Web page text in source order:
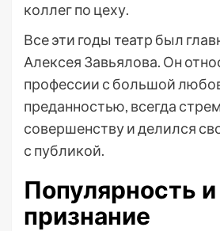
коллег по цеху.
Все эти годы театр был
Алексея Завьялова. Он
профессии с большой
преданностью, всегда
совершенству и делился
с публикой.
Популярность и
признание